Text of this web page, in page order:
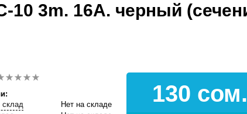
10 3m. 16А. черный
склад
Нет на складе
130 сом.